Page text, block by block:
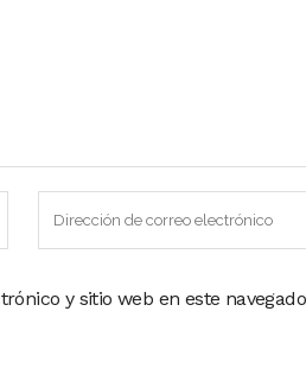
y sitio web en este